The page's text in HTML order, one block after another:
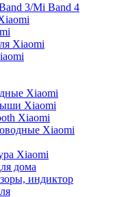
3/Mi Band 4
Xiaomi
Xiaomi
Xiaomi
Xiaomi
Xiaomi
Xiaomi
дома